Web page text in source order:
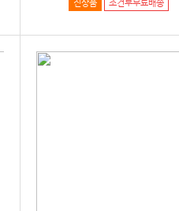
진상품 조건부무료배송